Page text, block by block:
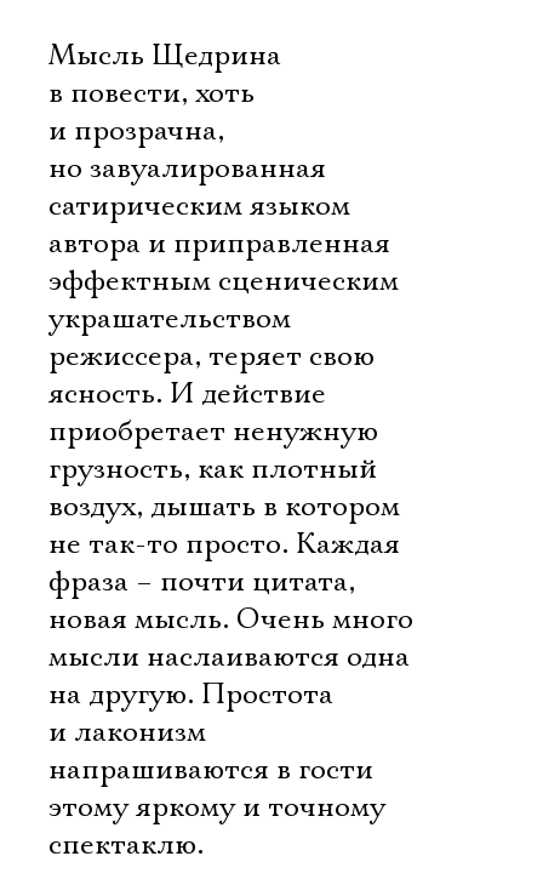
Мысль Щедрина
в повести, хоть
и прозрачна,
но завуалированная
сатирическим языком
автора и приправленная
эффектным сценическим
украшательством
режиссера, теряет свою
ясность. И действие
приобретает ненужную
грузность, как плотный
воздух, дышать в котором
не так-то просто. Каждая
фраза – почти цитата,
новая мысль. Очень много
мысли наслаиваются одна
на другую. Простота
и лаконизм
напрашиваются в гости
этому яркому и точному
спектаклю.